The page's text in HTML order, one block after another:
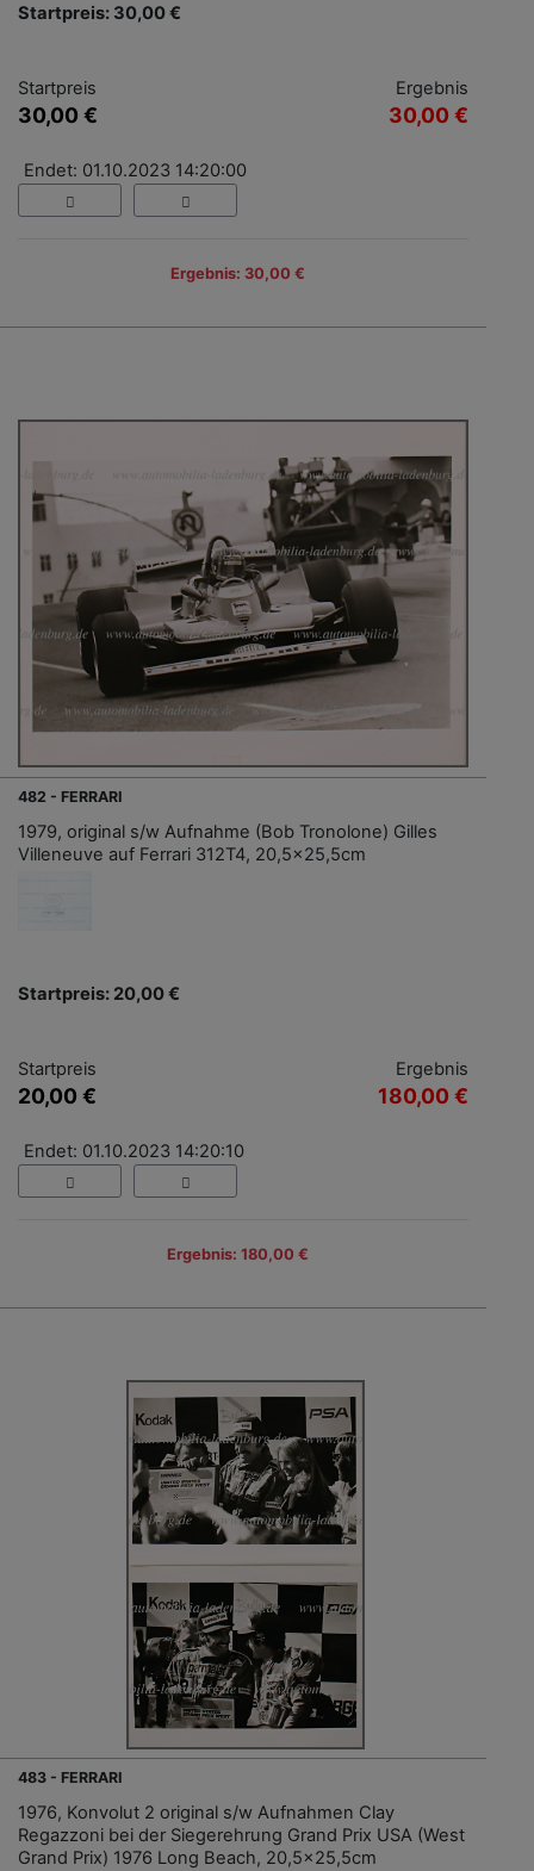
Startpreis: 30,00 €
Startpreis
30,00 €
Ergebnis
30,00 €
Endet: 01.10.2023 14:20:00
Ergebnis: 30,00 €
482 - FERRARI
1979, original s/w Aufnahme (Bob Tronolone) Gilles
Villeneuve auf Ferrari 312T4, 20,5x25,5cm
Startpreis: 20,00 €
Startpreis
20,00 €
Ergebnis
180,00 €
Endet: 01.10.2023 14:20:10
Ergebnis: 180,00 €
483 - FERRARI
1976, Konvolut 2 original s/w Aufnahmen Clay
Regazzoni bei der Siegerehrung Grand Prix USA (West
Grand Prix) 1976 Long Beach, 20,5x25,5cm